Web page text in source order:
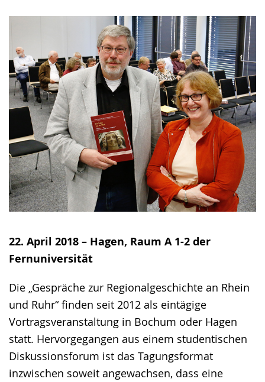
22. April 2018 – Hagen, Raum A 1-2 der
Fernuniversität
Die „Gespräche zur Regionalgeschichte an Rhein
und Ruhr“ finden seit 2012 als eintägige
Vortragsveranstaltung in Bochum oder Hagen
statt. Hervorgegangen aus einem studentischen
Diskussionsforum ist das Tagungsformat
inzwischen soweit angewachsen, dass eine